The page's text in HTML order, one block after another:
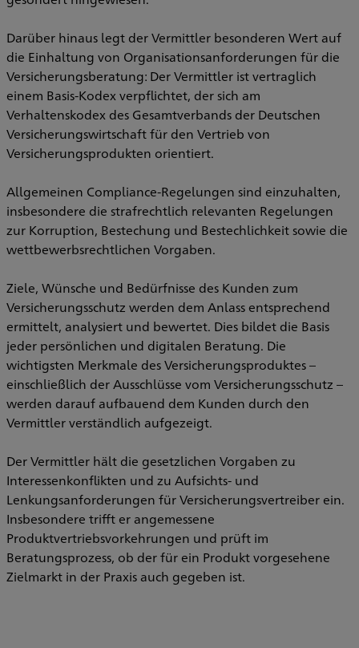
Darüber hinaus legt der Vermittler besonderen Wert auf
die Einhaltung von Organisationsanforderungen für die
Versicherungsberatung: Der Vermittler ist vertraglich
einem Basis-Kodex verpflichtet, der sich am
Verhaltenskodex des Gesamtverbands der Deutschen
Versicherungswirtschaft für den Vertrieb von
Versicherungsprodukten orientiert.
Allgemeinen Compliance-Regelungen sind einzuhalten,
insbesondere die strafrechtlich relevanten Regelungen
zur Korruption, Bestechung und Bestechlichkeit sowie die
wettbewerbsrechtlichen Vorgaben.
Ziele, Wünsche und Bedürfnisse des Kunden zum
Versicherungsschutz werden dem Anlass entsprechend
ermittelt, analysiert und bewertet. Dies bildet die Basis
jeder persönlichen und digitalen Beratung. Die
wichtigsten Merkmale des Versicherungsproduktes –
einschließlich der Ausschlüsse vom Versicherungsschutz –
werden darauf aufbauend dem Kunden durch den
Vermittler verständlich aufgezeigt.
Der Vermittler hält die gesetzlichen Vorgaben zu
Interessenkonflikten und zu Aufsichts- und
Lenkungsanforderungen für Versicherungsvertreiber ein.
Insbesondere trifft er angemessene
Produktvertriebsvorkehrungen und prüft im
Beratungsprozess, ob der für ein Produkt vorgesehene
Zielmarkt in der Praxis auch gegeben ist.